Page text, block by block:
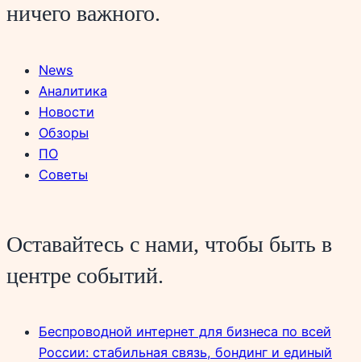
ничего важного.
News
Аналитика
Новости
Обзоры
ПО
Советы
Оставайтесь с нами, чтобы быть в
центре событий.
Беспроводной интернет для бизнеса по всей
России: стабильная связь, бондинг и единый